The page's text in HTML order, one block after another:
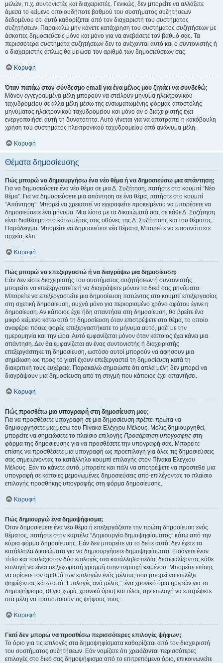
μελών, π.χ. συντονιστές και διαχειριστές. Γενικώς, δεν μπορείτε να αλλάξετε
άμεσα το κείμενο οποιουδήποτε βαθμού του συστήματος συζητήσεων
δεδομένου ότι αυτό καθορίζεται από τον διαχειριστή του συστήματος
συζητήσεων. Παρακαλώ μην κάνετε κατάχρηση του συστήματος συζητήσεων με
άσκοπες δημοσιεύσεις μόνο και μόνο για να ανεβάσετε τον βαθμό σας. Τα
περισσότερα συστήματα συζητήσεων δεν το ανέχονται αυτό και ο συντονιστής ή
ο διαχειριστής απλώς θα μειώσει τον αριθμό των δημοσιεύσεων σας.
Κορυφή
Όταν πατάω στον σύνδεσμο email για ένα μέλος μου ζητάει να συνδεθώ;
Μόνον εγγεγραμμένα μέλη μπορούν να στείλουν μήνυμα ηλεκτρονικού
ταχυδρομείου σε άλλα μέλη μέσω της ενσωματωμένης φόρμας αποστολής
μηνύματος ηλεκτρονικού ταχυδρομείου και μόνο αν ο διαχειριστής έχει
ενεργοποιήσει αυτή τη δυνατότητα. Αυτό γίνεται για να αποτραπεί η κακόβουλη
χρήση του συστήματος ηλεκτρονικού ταχυδρομείου από ανώνυμα μέλη.
Κορυφή
Θέματα δημοσίευσης
Πώς μπορώ να δημιουργήσω ένα νέο θέμα ή να δημοσιεύσω μια απάντηση;
Για να δημοσιεύσετε ένα νέο θέμα σε μια Δ. Συζήτηση, πατήστε στο κουμπί “Νέο
θέμα”. Για να δημοσιεύσετε μια απάντηση σε ένα θέμα, πατήστε στο κουμπί
“Απάντηση”. Μπορεί να χρειαστεί να εγγραφείτε προκειμένου να μπορέσετε να
δημοσιεύσετε ένα μήνυμα. Μια λίστα με τα δικαιώματά σας σε κάθε Δ. Συζήτηση
είναι διαθέσιμη στο κάτω μέρος στις οθόνες της Δ. Συζήτησης και του θέματος.
Παράδειγμα: Μπορείτε να δημοσιεύετε νέα θέματα, Μπορείτε να επισυνάπτετε
αρχεία, κλπ.
Κορυφή
Πώς μπορώ να επεξεργαστώ ή να διαγράψω μια δημοσίευση;
Εάν δεν είστε διαχειριστής του συστήματος συζητήσεων ή συντονιστής,
μπορείτε να επεξεργαστείτε ή να διαγράψετε μόνον τα δικά σας μηνύματα.
Μπορείτε να επεξεργαστείτε μια δημοσίευση πατώντας στο κουμπί επεξεργασίας
στη σχετική δημοσίευση, συχνά μόνο για περιορισμένο χρόνο αφότου έγινε η
δημοσίευση. Αν κάποιος έχει ήδη απαντήσει στη δημοσίευση, θα βρείτε ένα
μικρό κείμενο κάτω από τη δημοσίευση όταν επιστρέψετε στο θέμα, το οποίο
αναφέρει πόσες φορές επεξεργαστήκατε το μήνυμα αυτό, μαζί με την
ημερομηνία και την ώρα. Αυτό εμφανίζεται μόνον όταν κάποιος έχει κάνει μια
απάντηση. Δεν θα εμφανίζεται αν ένας συντονιστής ή διαχειριστής
επεξεργάστηκε τη δημοσίευση, ωστόσο αυτοί μπορούν να αφήσουν μια
σημείωση ως προς το γιατί έχουν επεξεργαστεί τη δημοσίευση κατά τη
διακριτική τους ευχέρεια. Παρακαλώ σημειώστε ότι απλά μέλη δεν μπορεί να
διαγράψουν μια δημοσίευση από τη στιγμή που κάποιος έχει απαντήσει.
Κορυφή
Πώς προσθέτω μια υπογραφή στη δημοσίευση μου;
Για να προσθέσετε υπογραφή σε μια δημοσίευση πρέπει πρώτα να
δημιουργήσετε μια μέσω του Πίνακα Ελέγχου Μέλους. Μόλις δημιουργηθεί,
μπορείτε να σημειώσετε το πλαίσιο επιλογής Προσάρτηση υπογραφής στη
φόρμα της δημοσίευσης για να προσθέσετε την υπογραφή σας. Μπορείτε
επίσης να προσθέσετε μια υπογραφή ως προεπιλογή για όλες τις δημοσιεύσεις
σας σημειώνοντας το κατάλληλο κουμπί επιλογής στον Πίνακα Ελέγχου
Μέλους. Εάν το κάνετε αυτό, μπορείτε και πάλι να αποτρέψετε να προστεθεί μια
υπογραφή σε κάποιες μεμονωμένες δημοσιεύσεις από-επιλέγοντας το πλαίσιο
επιλογής προσθήκης υπογραφής στη φόρμα δημοσίευσης.
Κορυφή
Πώς δημιουργώ ένα δημοψήφισμα;
Όταν δημοσιεύετε ένα νέο θέμα ή επεξεργάζεστε την πρώτη δημοσίευση ενός
θέματος, πατήστε στην καρτέλα “Δημιουργία δημοψηφίσματος” κάτω από την
κύρια φόρμα δημοσίευσης. Εάν δεν μπορείτε να το δείτε αυτό, δεν έχετε τα
κατάλληλα δικαιώματα για να δημιουργήσετε δημοψηφίσματα. Εισάγετε έναν
τίτλο και τουλάχιστον δύο επιλογές στα κατάλληλα πεδία, διασφαλίζοντας κάθε
επιλογή να είναι σε ξεχωριστή γραμμή στην περιοχή κειμένου. Μπορείτε επίσης
να ορίσετε τον αριθμό των επιλογών ενός μέλους που μπορεί να επιλέξει
ψηφίζοντας κάτω από “Επιλογές ανά μέλος”, ένα χρονικό όριο ημερών για το
δημοψήφισμα, (0 για χωρίς χρονικό όριο) και τέλος την επιλογή να επιτρέψετε
στα μέλη να τροποποιούν τις ψήφους τους.
Κορυφή
Γιατί δεν μπορώ να προσθέσω περισσότερες επιλογές ψήφων;
Το όριο για τις επιλογές στα δημοψηφίσματα καθορίζεται από τον διαχειριστή
του συστήματος συζητήσεων. Εάν νομίζετε ότι χρειάζονται περισσότερες
επιλογές στο δικό σας δημοψήφισμα από το επιτρεπόμενο όριο, επικοινωνείτε